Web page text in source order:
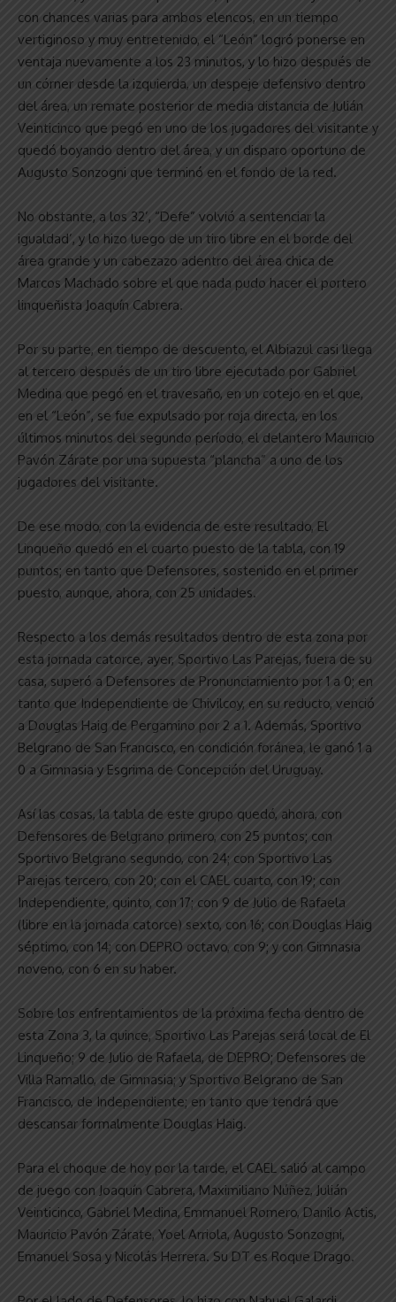
con chances varias para ambos elencos, en un tiempo
vertiginoso y muy entretenido, el “León” logró ponerse en
ventaja nuevamente a los 23 minutos, y lo hizo después de
un córner desde la izquierda, un despeje defensivo dentro
del área, un remate posterior de media distancia de Julián
Veinticinco que pegó en uno de los jugadores del visitante y
quedó boyando dentro del área, y un disparo oportuno de
Augusto Sonzogni que terminó en el fondo de la red.
No obstante, a los 32’, “Defe” volvió a sentenciar la
igualdad’, y lo hizo luego de un tiro libre en el borde del
área grande y un cabezazo adentro del área chica de
Marcos Machado sobre el que nada pudo hacer el portero
linqueñista Joaquín Cabrera.
Por su parte, en tiempo de descuento, el Albiazul casi llega
al tercero después de un tiro libre ejecutado por Gabriel
Medina que pegó en el travesaño, en un cotejo en el que,
en el “León”, se fue expulsado por roja directa, en los
últimos minutos del segundo período, el delantero Mauricio
Pavón Zárate por una supuesta “plancha” a uno de los
jugadores del visitante.
De ese modo, con la evidencia de este resultado, El
Linqueño quedó en el cuarto puesto de la tabla, con 19
puntos; en tanto que Defensores, sostenido en el primer
puesto, aunque, ahora, con 25 unidades.
Respecto a los demás resultados dentro de esta zona por
esta jornada catorce, ayer, Sportivo Las Parejas, fuera de su
casa, superó a Defensores de Pronunciamiento por 1 a 0; en
tanto que Independiente de Chivilcoy, en su reducto, venció
a Douglas Haig de Pergamino por 2 a 1. Además, Sportivo
Belgrano de San Francisco, en condición foránea, le ganó 1 a
0 a Gimnasia y Esgrima de Concepción del Uruguay.
Así las cosas, la tabla de este grupo quedó, ahora, con
Defensores de Belgrano primero, con 25 puntos; con
Sportivo Belgrano segundo, con 24; con Sportivo Las
Parejas tercero, con 20; con el CAEL cuarto, con 19; con
Independiente, quinto, con 17; con 9 de Julio de Rafaela
(libre en la jornada catorce) sexto, con 16; con Douglas Haig
séptimo, con 14; con DEPRO octavo, con 9; y con Gimnasia
noveno, con 6 en su haber.
Sobre los enfrentamientos de la próxima fecha dentro de
esta Zona 3, la quince, Sportivo Las Parejas será local de El
Linqueño; 9 de Julio de Rafaela, de DEPRO; Defensores de
Villa Ramallo, de Gimnasia; y Sportivo Belgrano de San
Francisco, de Independiente; en tanto que tendrá que
descansar formalmente Douglas Haig.
Para el choque de hoy por la tarde, el CAEL salió al campo
de juego con Joaquín Cabrera, Maximiliano Núñez, Julián
Veinticinco, Gabriel Medina, Emmanuel Romero, Danilo Actis,
Mauricio Pavón Zárate, Yoel Arriola, Augusto Sonzogni,
Emanuel Sosa y Nicolás Herrera. Su DT es Roque Drago.